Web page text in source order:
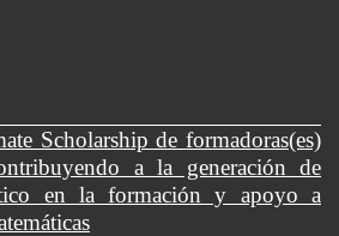
Scholarship de formadoras(es)
a la generación de
en la formación y apoyo a